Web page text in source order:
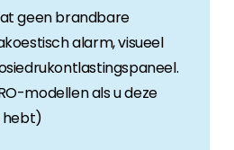
geen brandbare
alarm, visueel
modellen als u deze
hebt)